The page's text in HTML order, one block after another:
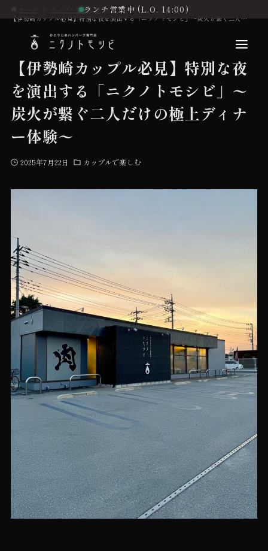
ランチ営業中 (L.O. 14:00)
こだわり
お品書き
初めての方へ
カップルで楽しむ
【伊勢崎カップル必見】特別な夜を演出する「ニクノトモシビ」〜炭火が繋ぐ二人だけの極上ディナー体験〜
【伊勢崎カップル必見】特別な夜
を演出する「ニクノトモシビ」〜
炭火が繋ぐ二人だけの極上ディナ
ー体験〜
2025年7月22日 カップルで楽しむ